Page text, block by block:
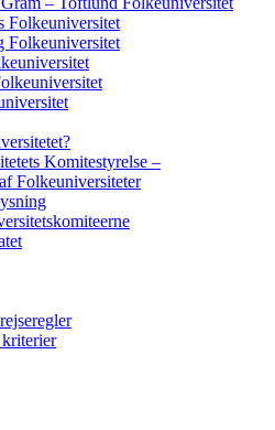
Folkeuniversitet
Folkeuniversitet
Komitestyrelse –
Folkeuniversiteter